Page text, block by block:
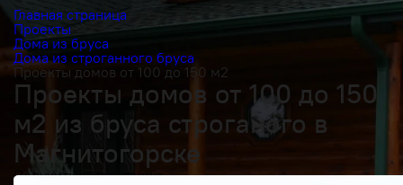
Главная страница
Проекты
Дома из бруса
Дома из строганного бруса
Проекты домов от 100 до 150 м2
Проекты домов от 100 до 150
м2 из бруса строганого в
Магнитогорске
Получить косультацию